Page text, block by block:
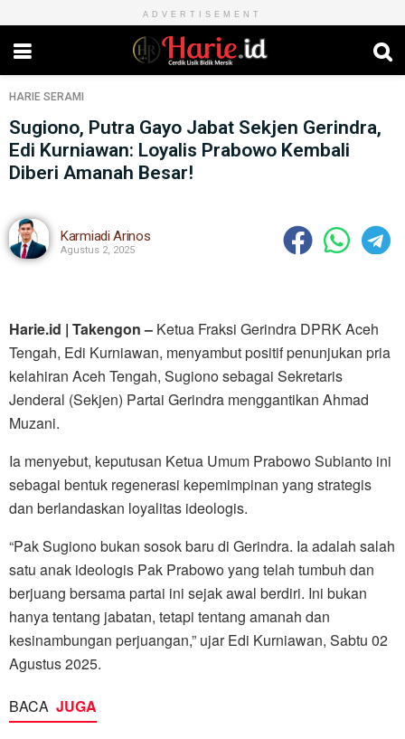
ADVERTISEMENT
HARIE SERAMI
Sugiono, Putra Gayo Jabat Sekjen Gerindra,
Edi Kurniawan: Loyalis Prabowo Kembali
Diberi Amanah Besar!
Karmiadi Arinos
Agustus 2, 2025
Harie.id | Takengon – Ketua Fraksi Gerindra DPRK Aceh
Tengah, Edi Kurniawan, menyambut positif penunjukan pria
kelahiran Aceh Tengah, Sugiono sebagai Sekretaris
Jenderal (Sekjen) Partai Gerindra menggantikan Ahmad
Muzani.
Ia menyebut, keputusan Ketua Umum Prabowo Subianto ini
sebagai bentuk regenerasi kepemimpinan yang strategis
dan berlandaskan loyalitas ideologis.
“Pak Sugiono bukan sosok baru di Gerindra. Ia adalah salah
satu anak ideologis Pak Prabowo yang telah tumbuh dan
berjuang bersama partai ini sejak awal berdiri. Ini bukan
hanya tentang jabatan, tetapi tentang amanah dan
kesinambungan perjuangan,” ujar Edi Kurniawan, Sabtu 02
Agustus 2025.
BACA JUGA